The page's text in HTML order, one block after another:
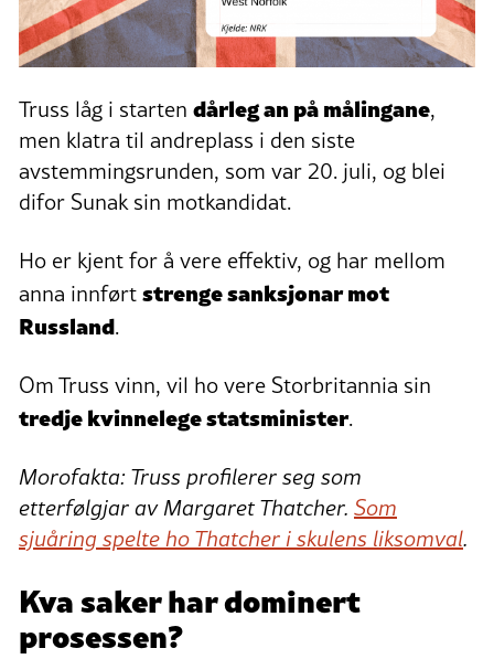
Truss låg i starten dårleg an på målingane,
men klatra til andreplass i den siste
avstemmingsrunden, som var 20. juli, og blei
difor Sunak sin motkandidat.
Ho er kjent for å vere effektiv, og har mellom
anna innførtstrenge sanksjonar mot
Russland.
Om Truss vinn, vil ho vere Storbritannia sin
tredje kvinnelege statsminister.
Morofakta: Truss profilerer seg som
etterfølgjar av Margaret Thatcher. Som
sjuåring spelte ho Thatcher i skulens liksomval.
Kva saker har dominert
prosessen?